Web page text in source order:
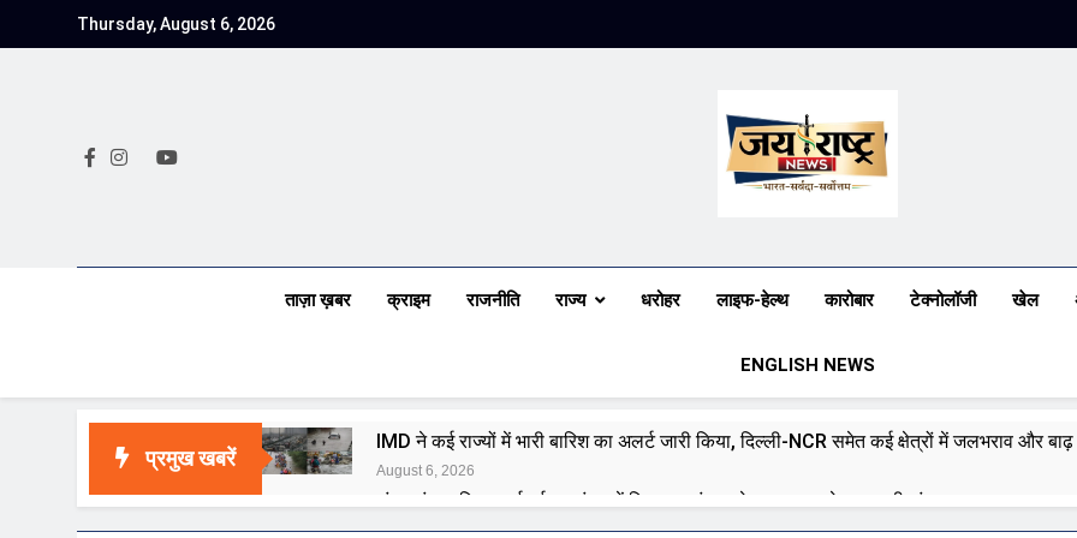
Thursday, August 6, 2026
Jai Rashtra
ताज़ा ख़बर क्राइम राजनीति राज्य धरोहर लाइफ-हेल्थ कारोबार टेक्नोलॉजी खेल
ENGLISH NEWS
प्रमुख खबरें
IMD ने कई राज्यों में भारी बारिश का अलर्ट जारी किया, दिल्ली-NCR समेत कई क्षेत्रों में जलभराव और
August 6, 2026
जंतर-मंतर पुलिस कार्रवाई पर संसद में विपक्ष का हंगामा तेज़, सरकार से जवाब की मांग
August 6, 2026